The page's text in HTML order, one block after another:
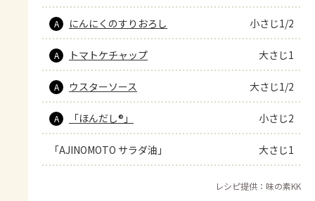
A にんにくのすりおろし 小さじ1/2
A トマトケチャップ 大さじ1
A ウスターソース 大さじ1/2
A 「ほんだし®」 小さじ2
「AJINOMOTO サラダ油」 大さじ1
レシピ提供：味の素KK